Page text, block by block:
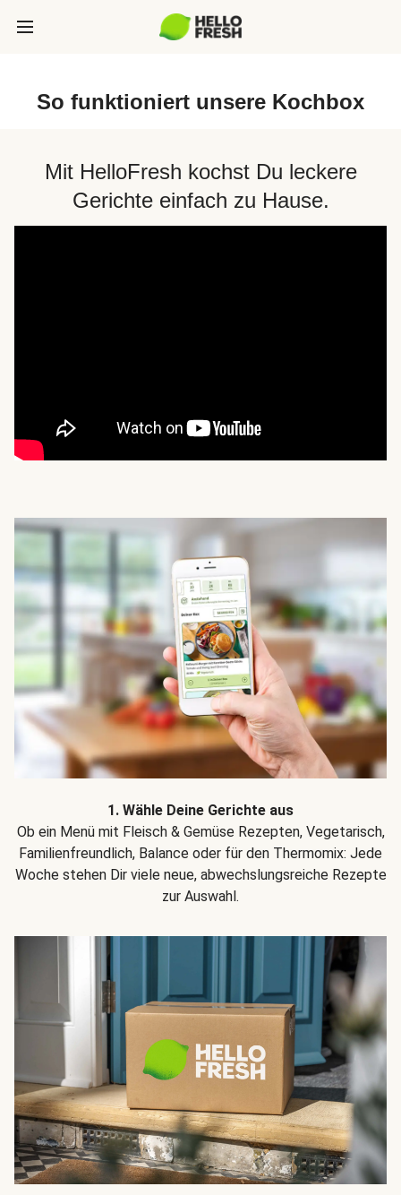
So funktioniert unsere Kochbox
Mit HelloFresh kochst Du leckere
Gerichte einfach zu Hause.
1. Wähle Deine Gerichte aus
Ob ein Menü mit Fleisch & Gemüse Rezepten, Vegetarisch,
Familienfreundlich, Balance oder für den Thermomix: Jede
Woche stehen Dir viele neue, abwechslungsreiche Rezepte
zur Auswahl.